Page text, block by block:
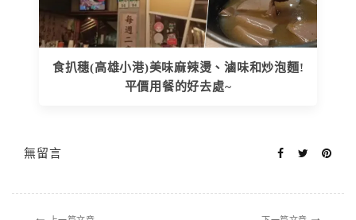
食扒穗(高雄小港)美味麻辣燙、滷味和炒泡麵!
平價用餐的好去處~
無留言